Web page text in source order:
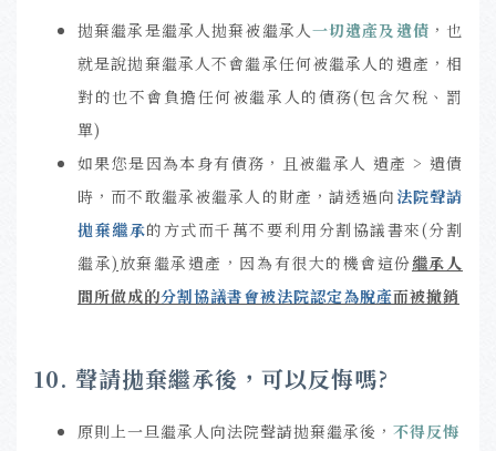
拋棄繼承是繼承人拋棄被繼承人 一切遺產及遺債 ，也
就是說拋棄繼承人不會繼承任何被繼承人的遺產，相
對的也不會負擔任何被繼承人的債務(包含欠稅、罰
單)
如果您是因為本身有債務，且被繼承人 遺產 > 遺債
時，而不敢繼承被繼承人的財產，請透過向 法院聲請
拋棄繼承的方式而千萬不要利用分割協議書來(分割
繼承) 放棄繼承遺產，因為有很大的機會這份繼承人
間所做成的分割協議書會被法院認定為脫產而被撤銷
10. 聲請拋棄繼承後，可以反悔嗎?
原則上一旦繼承人向法院聲請拋棄繼承後， 不得反悔